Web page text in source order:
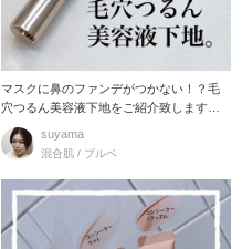
マスクに鼻のファンデがつかない！？毛
穴つるん美容液下地をご紹介致します。
マキアージ
suyama
混合肌 / ブルベ